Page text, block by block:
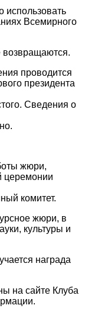
использовать
Всемирного
возвращаются.
проводится
президента
Сведения о
жюри,
церемонии
комитет.
жюри, в
культуры и
награда
на сайте Клуба